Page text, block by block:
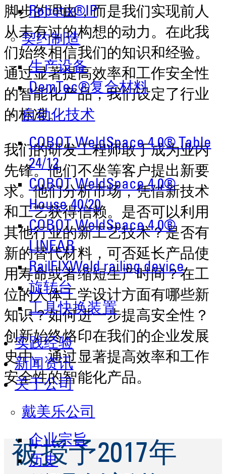
Robotix®IP
契约制造
生产设备
DemTec®复合材料
自动化技术
COBOT WeldSpace 4.0® Table
24/12
COBOT WeldSpace 4.0®
House 40/20
COBOT WeldSpace 4.0®
LINEAR
RailFIXWeld railing device
旋转台
工具快换装置
实践经验
新闻资讯
关于公司
戴美乐公司
企业宗旨
历史
脚步的理由，而是我们实现前人
从未有过的构想的动力。在此我
们始终相信我们的知识和经验。
通过显著提高效率和工作安全性
的智能化产品，我们设定了行业
的标准。
我们的研发工程师敢于成为业内
先锋。他们不坐等客户提出新要
求。他们分析市场，凭借新技术
和工艺获得信赖。是否可以利用
其他行业的新工艺技术？是否有
新的替代材料，可否延长产品使
用寿命或者缩短生产时间？在工
位的人体工学设计方面有哪些新
知识？如何进一步提高安全性？
创新始终烙印在我们的企业发展
史中。通过显著提高效率和工作
安全性的智能化产品。
被授予2017年